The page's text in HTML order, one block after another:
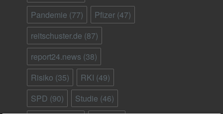
Pandemie (77) Pfizer (47)
reitschuster.de (87)
report24.news (38)
Risiko (35) RKI (49)
SPD (90) Studie (46)